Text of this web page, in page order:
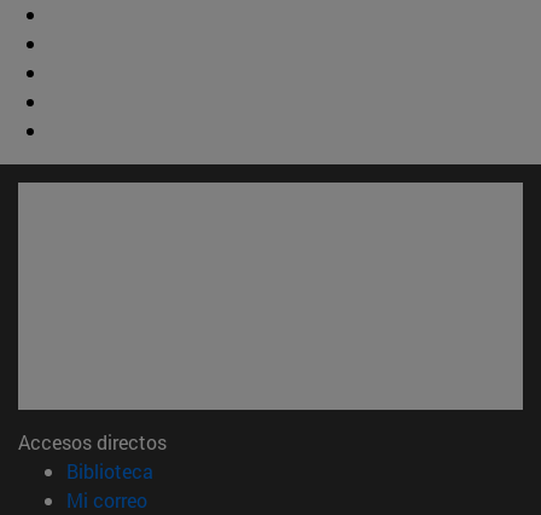
Accesos directos
Biblioteca
Mi correo(abre en nueva ventana)